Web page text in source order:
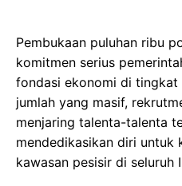
Pembukaan puluhan ribu
komitmen serius
fondasi ekonomi di tingkat
jumlah yang masif,
menjaring talenta-talenta
mendedikasikan diri untuk
kawasan pesisir di seluruh